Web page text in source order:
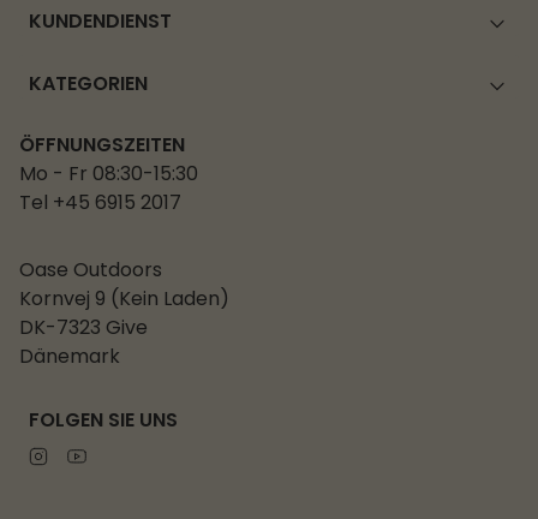
KUNDENDIENST
KATEGORIEN
ÖFFNUNGSZEITEN
Mo - Fr 08:30-15:30
Tel +45 6915 2017
Oase Outdoors
Kornvej 9 (Kein Laden)
DK-7323 Give
Dänemark
FOLGEN SIE UNS
Instagram
Youtube